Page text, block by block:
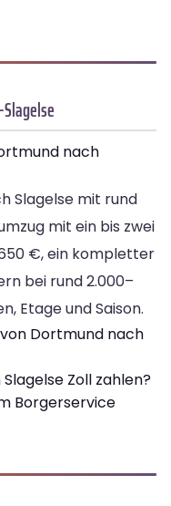
nach
Slagelse mit rund
mit ein bis zwei
€, ein kompletter
bei rund 2.000–
Etage und Saison.
Dortmund nach
Zoll zahlen?
Borgerservice